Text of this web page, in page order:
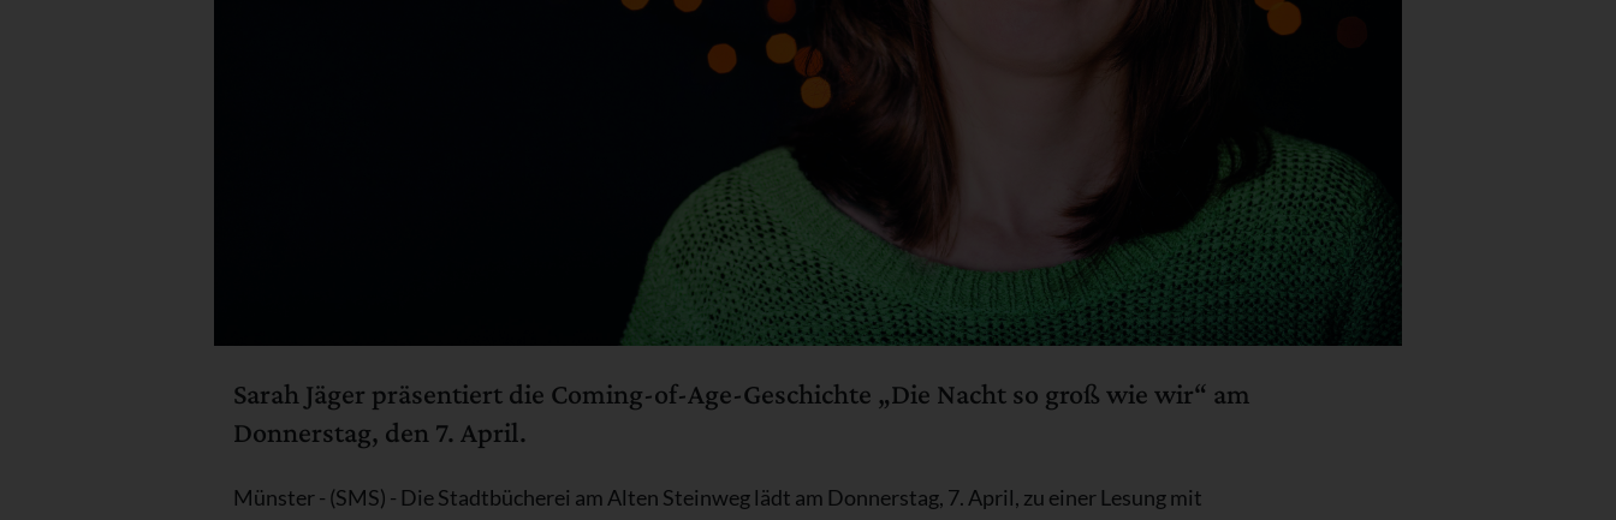
Sarah Jäger präsentiert die Coming-of-Age-Geschichte „Die Nacht so groß wie wir“ am
Donnerstag, den 7. April.
Münster - (SMS) - Die Stadtbücherei am Alten Steinweg lädt am Donnerstag, 7. April, zu einer Lesung mit